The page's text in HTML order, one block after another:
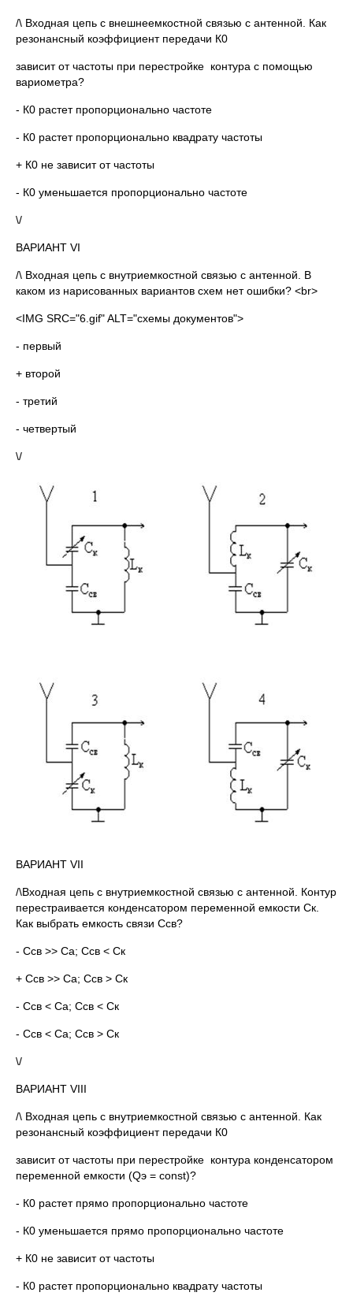
/\ Входная цепь с внешнеемкостной связью с антенной. Как
резонансный коэффициент передачи К0
зависит от частоты при перестройке контура с помощью
вариометра?
- К0 растет пропорционально частоте
- К0 растет пропорционально квадрату частоты
+ К0 не зависит от частоты
- К0 уменьшается пропорционально частоте
\/
ВАРИАНТ VI
/\ Входная цепь с внутриемкостной связью с антенной. В
каком из нарисованных вариантов схем нет ошибки? <br>
<IMG SRC="6.gif" ALT="схемы документов">
- первый
+ второй
- третий
- четвертый
\/
ВАРИАНТ VII
/\Входная цепь с внутриемкостной связью с антенной. Контур
перестраивается конденсатором переменной емкости Ск.
Как выбрать емкость связи Ссв?
- Ссв >> Cа; Ссв < Cк
+ Ссв >> Ca; Ссв > Cк
- Сcв < Ca; Ссв < Cк
- Ссв < Cа; Ссв > Cк
\/
ВАРИАНТ VIII
/\ Входная цепь с внутриемкостной связью с антенной. Как
резонансный коэффициент передачи К0
зависит от частоты при перестройке контура конденсатором
переменной емкости (Qэ = const)?
- К0 растет прямо пропорционально частоте
- К0 уменьшается прямо пропорционально частоте
+ К0 не зависит от частоты
- К0 растет пропорционально квадрату частоты